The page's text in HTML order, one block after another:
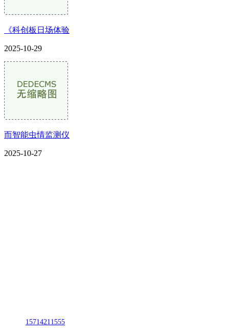
《科创板日场体验
2025-10-29
而智能虫情监测仪
2025-10-27
15714211555